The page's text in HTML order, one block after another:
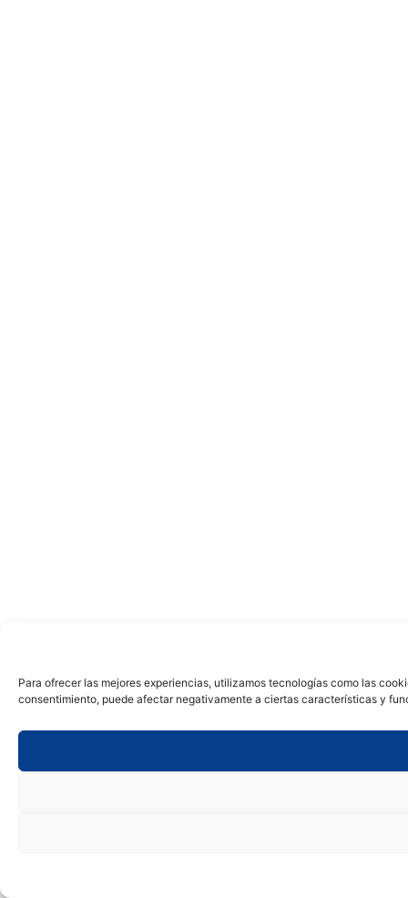
Para ofrecer las mejores experiencias, utilizamos tecnologías como las
consentimiento, puede afectar negativamente a ciertas características y